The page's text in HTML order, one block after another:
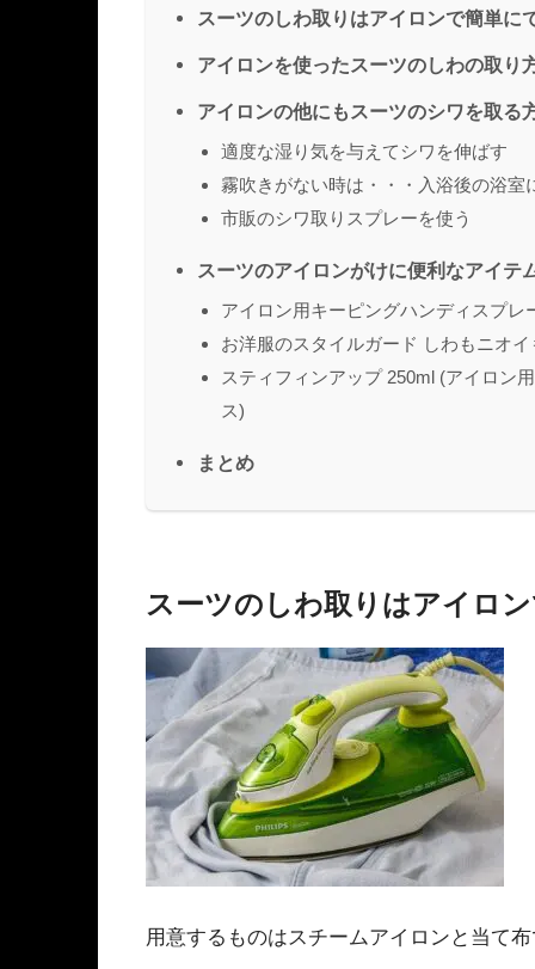
スーツのしわ取りはアイロンで簡単に
アイロンを使ったスーツのしわの取り
アイロンの他にもスーツのシワを取る
適度な湿り気を与えてシワを伸ばす
霧吹きがない時は・・・入浴後の浴室
市販のシワ取りスプレーを使う
スーツのアイロンがけに便利なアイテ
アイロン用キーピングハンディスプ
お洋服のスタイルガード しわもニオ
スティフィンアップ 250ml (アイロ
ス)
まとめ
スーツのしわ取りはアイロ
用意するものはスチームアイロンと当て